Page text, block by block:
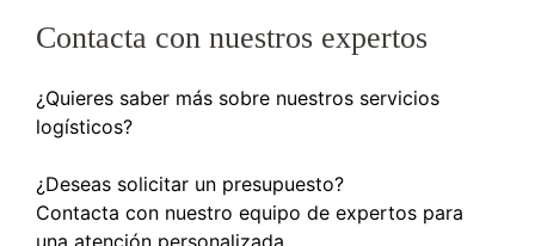
Contacta con nuestros expertos
¿Quieres saber más sobre nuestros servicios
logísticos?
¿Deseas solicitar un presupuesto?
Contacta con nuestro equipo de expertos para
una atención personalizada.